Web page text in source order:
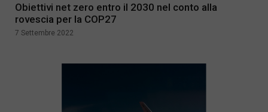
Obiettivi net zero entro il 2030 nel conto alla
rovescia per la COP27
7 Settembre 2022